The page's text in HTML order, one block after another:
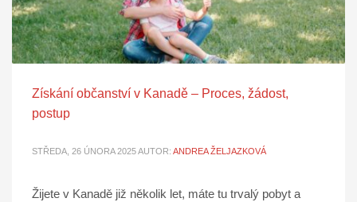
Získání občanství v Kanadě – Proces, žádost,
postup
STŘEDA, 26 ÚNORA 2025AUTOR: ANDREA ŽELJAZKOVÁ
Žijete v Kanadě již několik let, máte tu trvalý pobyt a